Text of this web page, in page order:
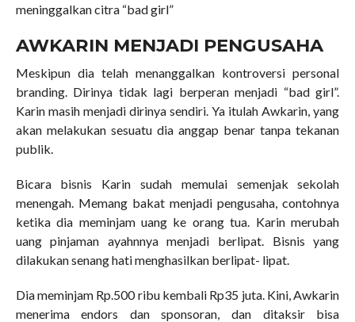
meninggalkan citra “bad girl”
AWKARIN MENJADI PENGUSAHA
Meskipun dia telah menanggalkan kontroversi personal
branding. Dirinya tidak lagi berperan menjadi “bad girl”.
Karin masih menjadi dirinya sendiri. Ya itulah Awkarin, yang
akan melakukan sesuatu dia anggap benar tanpa tekanan
publik.
Bicara bisnis Karin sudah memulai semenjak sekolah
menengah. Memang bakat menjadi pengusaha, contohnya
ketika dia meminjam uang ke orang tua. Karin merubah
uang pinjaman ayahnnya menjadi berlipat. Bisnis yang
dilakukan senang hati menghasilkan berlipat- lipat.
Dia meminjam Rp.500 ribu kembali Rp35 juta. Kini, Awkarin
menerima endors dan sponsoran, dan ditaksir bisa